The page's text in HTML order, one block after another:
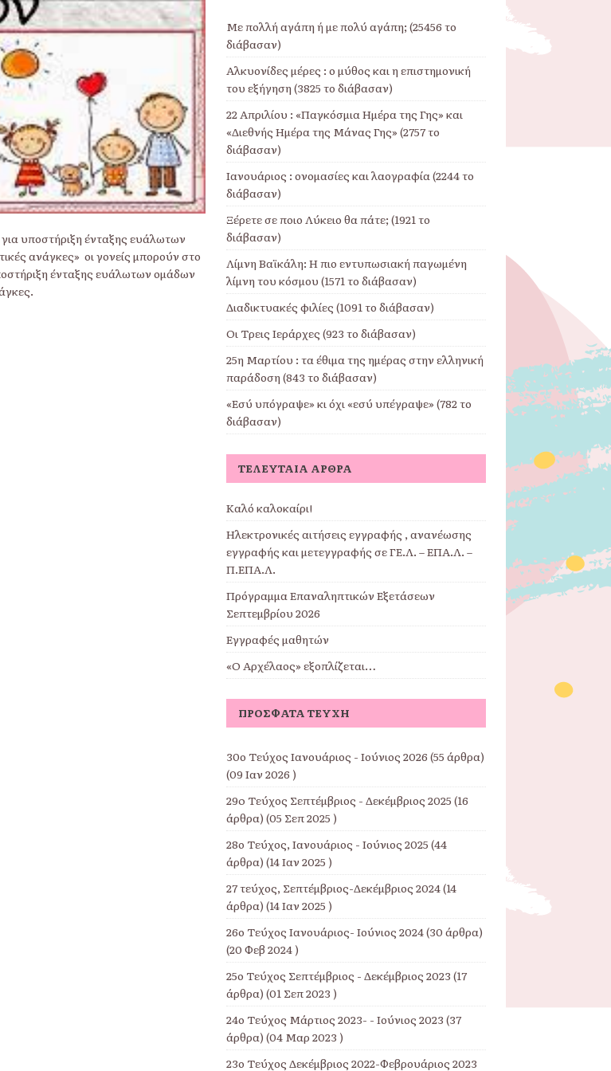
υποστήριξη ένταξης ευάλωτων
ανάγκες» οι γονείς μπορούν στο
ένταξης ευάλωτων ομάδων
Με πολλή αγάπη ή με πολύ αγάπη; (25456 το
διάβασαν)
Αλκυονίδες μέρες : ο μύθος και η επιστημονική
του εξήγηση (3825 το διάβασαν)
22 Απριλίου : «Παγκόσμια Ημέρα της Γης» και
«Διεθνής Ημέρα της Μάνας Γης» (2757 το
διάβασαν)
Ιανουάριος : ονομασίες και λαογραφία (2244 το
διάβασαν)
Ξέρετε σε ποιο Λύκειο θα πάτε; (1921 το
διάβασαν)
Λίμνη Βαϊκάλη: Η πιο εντυπωσιακή παγωμένη
λίμνη του κόσμου (1571 το διάβασαν)
Διαδικτυακές φιλίες (1091 το διάβασαν)
Οι Τρεις Ιεράρχες (923 το διάβασαν)
25η Μαρτίου : τα έθιμα της ημέρας στην ελληνική
παράδοση (843 το διάβασαν)
«Εσύ υπόγραψε» κι όχι «εσύ υπέγραψε» (782 το
διάβασαν)
ΤΕΛΕΥΤΑΊΑ ΆΡΘΡΑ
Καλό καλοκαίρι!
Ηλεκτρονικές αιτήσεις εγγραφής , ανανέωσης
εγγραφής και μετεγγραφής σε ΓΕ.Λ. – ΕΠΑ.Λ. –
Π.ΕΠΑ.Λ.
Πρόγραμμα Επαναληπτικών Εξετάσεων
Σεπτεμβρίου 2026
Εγγραφές μαθητών
«Ο Αρχέλαος» εξοπλίζεται…
ΠΡΌΣΦΑΤΑ ΤΕΎΧΗ
30ο Τεύχος Ιανουάριος - Ιούνιος 2026 (55 άρθρα)
(09 Ιαν 2026 )
29o Τεύχος Σεπτέμβριος - Δεκέμβριος 2025 (16
άρθρα) (05 Σεπ 2025 )
28ο Τεύχος, Ιανουάριος - Ιούνιος 2025 (44
άρθρα) (14 Ιαν 2025 )
27 τεύχος, Σεπτέμβριος-Δεκέμβριος 2024(14
άρθρα) (14 Ιαν 2025 )
26ο Τεύχος Ιανουάριος- Ιούνιος 2024(30 άρθρα)
(20 Φεβ 2024 )
25ο Τεύχος Σεπτέμβριος - Δεκέμβριος 2023 (17
άρθρα) (01 Σεπ 2023 )
24ο Τεύχος Μάρτιος 2023- - Ιούνιος 2023 (37
άρθρα) (04 Μαρ 2023 )
23ο Τεύχος Δεκέμβριος 2022-Φεβρουάριος 2023